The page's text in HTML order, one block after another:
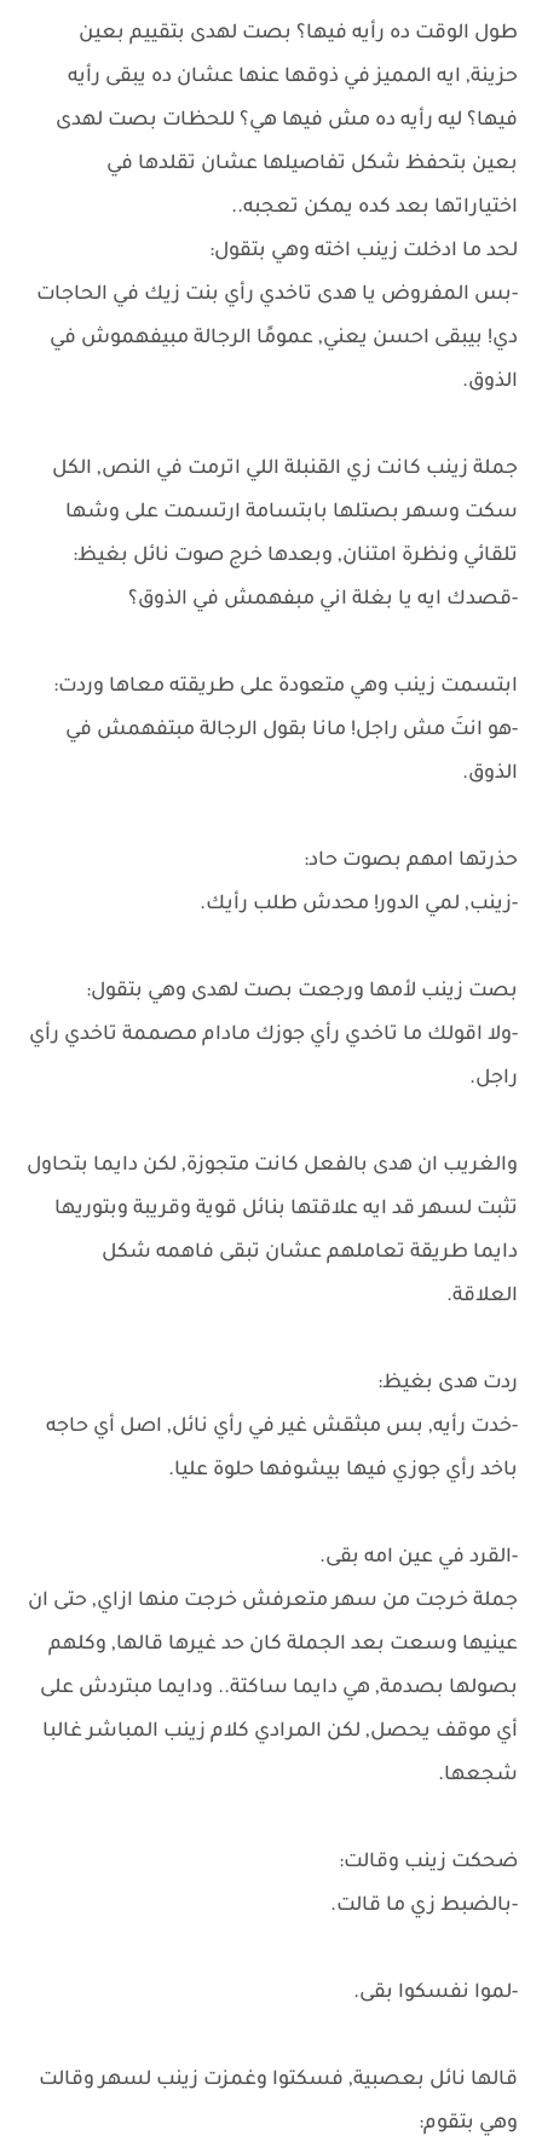
طول الوقت ده رأيه فيها؟ بصت لهدى بتقييم بعين
حزينة, ايه المميز في ذوقها عنها عشان ده يبقى رأيه
فيها؟ ليه رأيه ده مش فيها هي؟ للحظات بصت لهدى
بعين بتحفظ شكل تفاصيلها عشان تقلدها في
اختياراتها بعد كده يمكن تعجبه..
لحد ما ادخلت زينب اخته وهي بتقول:
-بس المفروض يا هدى تاخدي رأي بنت زيك في الحاجات
دي! بيبقى احسن يعني, عمومًا الرجالة مبيفهموش في
الذوق.
جملة زينب كانت زي القنبلة اللي اترمت في النص, الكل
سكت وسهر بصتلها بابتسامة ارتسمت على وشها
تلقائي ونظرة امتنان, وبعدها خرج صوت نائل بغيظ:
-قصدك ايه يا بغلة اني مبفهمش في الذوق؟
ابتسمت زينب وهي متعودة على طريقته معاها وردت:
-هو انتَ مش راجل! مانا بقول الرجالة مبتفهمش في
الذوق.
حذرتها امهم بصوت حاد:
-زينب, لمي الدور! محدش طلب رأيك.
بصت زينب لأمها ورجعت بصت لهدى وهي بتقول:
-ولا اقولك ما تاخدي رأي جوزك مادام مصممة تاخدي رأي
راجل.
والغريب ان هدى بالفعل كانت متجوزة, لكن دايما بتحاول
تثبت لسهر قد ايه علاقتها بنائل قوية وقريبة وبتوريها
دايما طريقة تعاملهم عشان تبقى فاهمه شكل
العلاقة.
ردت هدى بغيظ:
-خدت رأيه, بس مبثقش غير في رأي نائل, اصل أي حاجه
باخد رأي جوزي فيها بيشوفها حلوة عليا.
-القرد في عين امه بقى.
جملة خرجت من سهر متعرفش خرجت منها ازاي, حتى ان
عينيها وسعت بعد الجملة كان حد غيرها قالها, وكلهم
بصولها بصدمة, هي دايما ساكتة.. ودايما مبتردش على
أي موقف يحصل, لكن المرادي كلام زينب المباشر غالبا
شجعها.
ضحكت زينب وقالت:
-بالضبط زي ما قالت.
-لموا نفسكوا بقى.
قالها نائل بعصبية, فسكتوا وغمزت زينب لسهر وقالت
وهي بتقوم: